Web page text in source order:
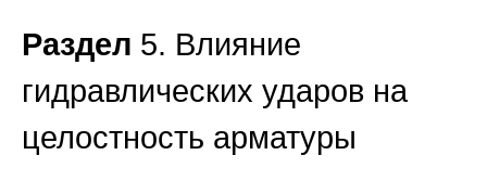
Раздел 5. Влияние
гидравлических ударов на
целостность арматуры